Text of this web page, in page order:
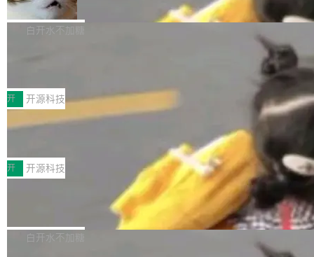
通 ProRes RAW VideoToolbox 硬件加速器 AP
V ...
DeepSeek一天消耗了8万亿# 上了微博热搜——
注意这是 OpenCode 一家的消耗。 OpenCode
不完。」5T 来自免费额度，3T 来自 Go...
NetBSD 11.0 现已正式发布，这是 NetBSD 操
作系统的第十八个主要版本。 自 NetBSD 10.1
ve JH71XX 的设备，例如 VisionFive 2、PINE
64 STAR64，以及 QEMU。 增强了对 POSIX.1
-2024 和 C23 编程接口标准的兼容性。 compat
_linux(8) 增强了对 Linux 系统调用的支持，包
括 epoll（围绕 kqueue 实现）、POSIX 消息队
列、...
白开水不加糖
案
享会在上海举办。鸿蒙生态的全场景智慧营销平
台鲸鸿动能协同华为游戏中心，面向游戏行业开
发者及生态伙伴，系统呈现了平台在游戏领域的
完整能力版图——从IAP高价值用户的全周期经
营、到IAA游戏的“买变一体”正循环、再到联运与
广告协同的全链路经营闭环，以及面向全球市场
的出海增长布局。 华为终端云业务商业化销售负
责人在开场致辞中表示，游戏开发者的核心诉求
已不再是“多一个投放渠道”，而是一套能够持续
开 开源科技
技嘉X3D系列再添新成员 B850 AORU
面向AMD Ryzen X3D处理器玩家，技嘉X3D系
列主板阵容迎来新成员——B850 AORUS ELITE
X3D。作为面向主流高性能平台打造的全新主板
产品，B850 AORUS ELITE X3D延续技嘉在X3
D平台优化上的技术积累，旨在为游戏玩家带来
更稳定、更高效的装机选择。 B850 AORUS ELI
开 开源科技
Zadig v5.0 发布：AI 发布专员与 AI 审
我们团队这几天最大的卡点不是 AI 写得不够
好，是 AI 写得太好了。 好到审查排期从两天的
白开水不加糖